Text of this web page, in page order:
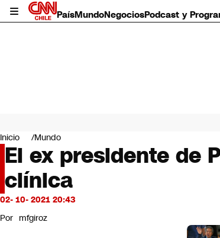
PaísMundoNegociosPodcast y
Mundo
Negocios
Deportes
Programas completos
Cultura
Servicios
CNN Data
Inicio Mundo
El ex presidente de
clínica
02- 10- 2021 20:43
Por mfgiroz